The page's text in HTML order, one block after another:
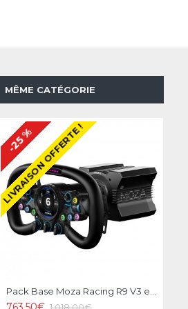
MÊME CATÉGORIE
LIVRAISON OFFERTE !
-25 %
1,018.00€